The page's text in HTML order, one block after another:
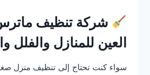
شركة تنظيف
العين للمنازل والفلل
سواء كنت تحتاج إلى تنظيف منزل